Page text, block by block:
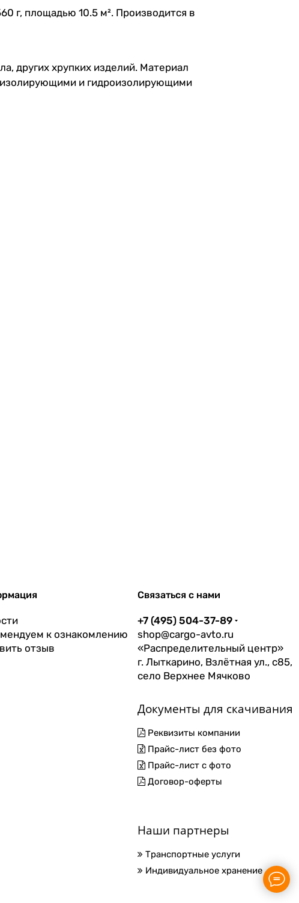
г, площадью 10.5 м². Производится в
других хрупких изделий. Материал
и гидроизолирующими
к ознакомлению
отзыв
Связаться с нами
+7 (495) 504-37-89
shop@cargo-avto.ru
«Распределительный центр»
г. Лыткарино, Взлётная ул., с85,
село Верхнее Мячково
Документы для скачивания
Реквизиты компании
Прайс-лист без фото
Прайс-лист с фото
Договор-оферты
Наши партнеры
Транспортные услуги
Индивидуальное хранение